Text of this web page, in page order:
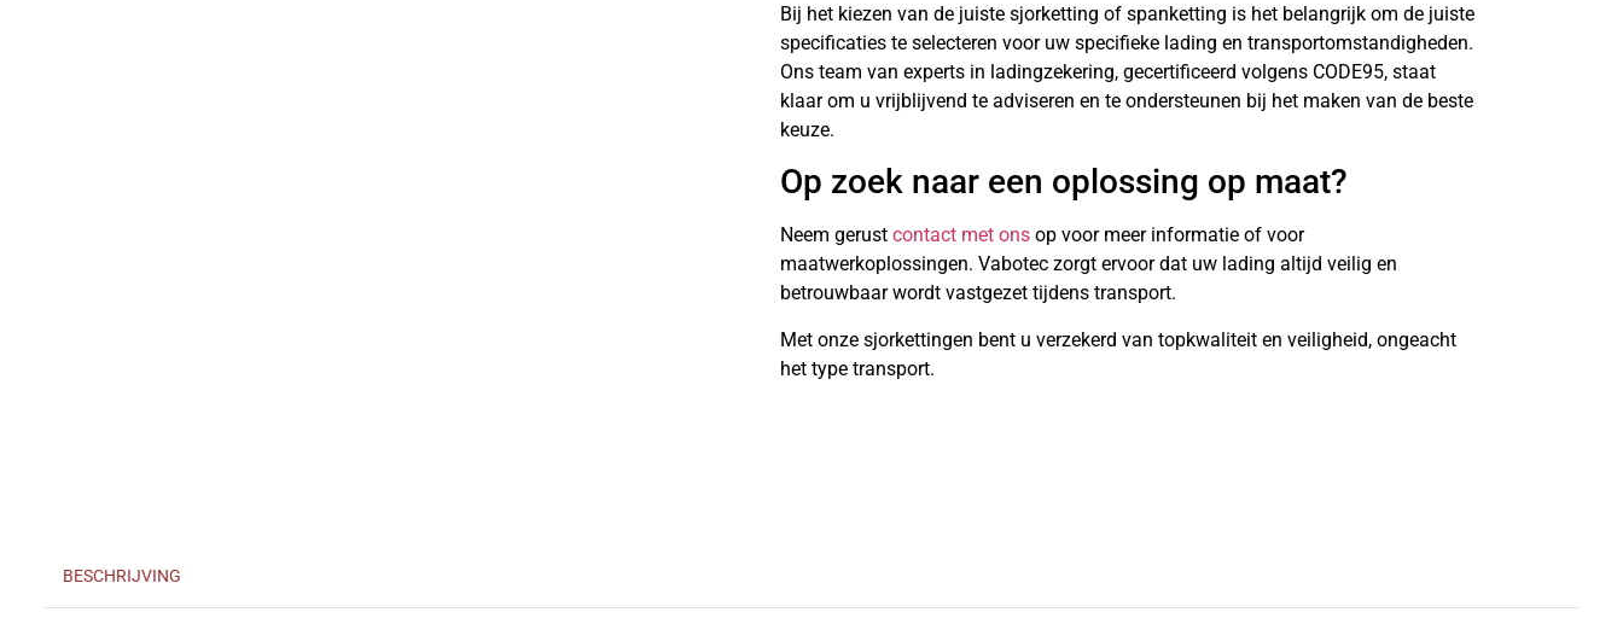
Bij het kiezen van de juiste sjorketting of spanketting is het belangrijk om de juiste
specificaties te selecteren voor uw specifieke lading en transportomstandigheden.
Ons team van experts in ladingzekering, gecertificeerd volgens CODE95, staat
klaar om u vrijblijvend te adviseren en te ondersteunen bij het maken van de beste
keuze.
Op zoek naar een oplossing op maat?
Neem gerust contact met ons op voor meer informatie of voor
maatwerkoplossingen. Vabotec zorgt ervoor dat uw lading altijd veilig en
betrouwbaar wordt vastgezet tijdens transport.
Met onze sjorkettingen bent u verzekerd van topkwaliteit en veiligheid, ongeacht
het type transport.
BESCHRIJVING